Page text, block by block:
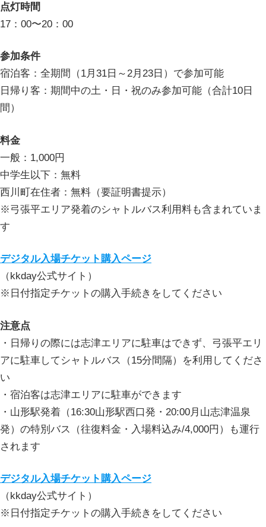
点灯時間
17：00〜20：00
参加条件
宿泊客：全期間（1月31日～2月23日）で参加可能
日帰り客：期間中の土・日・祝のみ参加可能（合計10日
間）
料金
一般：1,000円
中学生以下：無料
西川町在住者：無料（要証明書提示）
※弓張平エリア発着のシャトルバス利用料も含まれていま
す
デジタル入場チケット購入ページ
（kkday公式サイト）
※日付指定チケットの購入手続きをしてください
注意点
・日帰りの際には志津エリアに駐車はできず、弓張平エリ
アに駐車してシャトルバス（15分間隔）を利用してくださ
い
・宿泊客は志津エリアに駐車ができます
・山形駅発着（16:30山形駅西口発・20:00月山志津温泉
発）の特別バス（往復料金・入場料込み/4,000円）も運行
されます
デジタル入場チケット購入ページ
（kkday公式サイト）
※日付指定チケットの購入手続きをしてください